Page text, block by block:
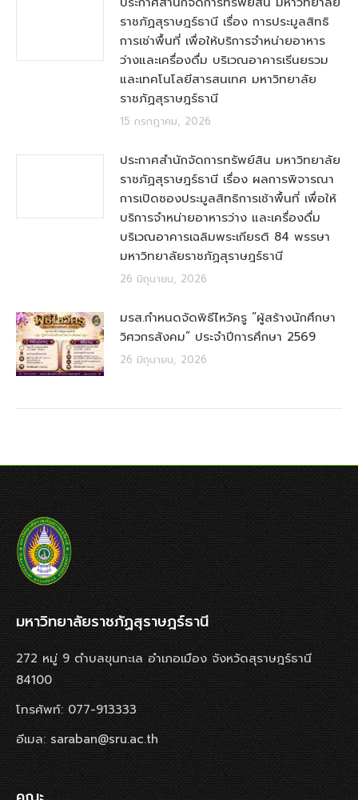
ราชภัฏสุราษฎร์ธานี เรื่อง การประมูลสิทธิ
การเช่าพื้นที่ เพื่อให้บริการจำหน่ายอาหาร
ว่างและเครื่องดื่ม บริเวณอาคารเรีนยรวม
และเทคโนโลยีสารสนเทศ มหาวิทยาลัย
ราชภัฏสุราษฎร์ธานี
15 กรกฎาคม, 2026
ประกาศสำนักจัดการทรัพย์สิน มหาวิทยาลัย
ราชภัฏสุราษฎร์ธานี เรื่อง ผลการพิจารณา
การเปิดซองประมูลสิทธิการเช้าพื้นที่ เพื่อให้
บริการจำหน่ายอาหารว่าง และเครื่องดื่ม
บริเวณอาคารเฉลิมพระเกียรติ 84 พรรษา
มหาวิทยาลัยราชภัฏสุราษฎร์ธานี
26 มิถุนายน, 2026
มรส.กำหนดจัดพิธีไหวัครู “ผู้สร้างนักศึกษา
วิศวกรสังคม” ประจำปีการศึกษา 2569
26 มิถุนายน, 2026
มหาวิทยาลัยราชภัฏสุราษฎร์ธานี
272 หมู่ 9 ตำบลขุนทะเล อำเภอเมือง จังหวัดสุราษฎร์ธานี
84100
โทรศัพท์: 077-913333
อีเมล: saraban@sru.ac.th